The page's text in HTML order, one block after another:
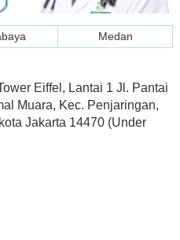
Medan
Eiffel, Lantai 1 Jl. Pantai
Muara, Kec. Penjaringan,
Jakarta 14470 (Under